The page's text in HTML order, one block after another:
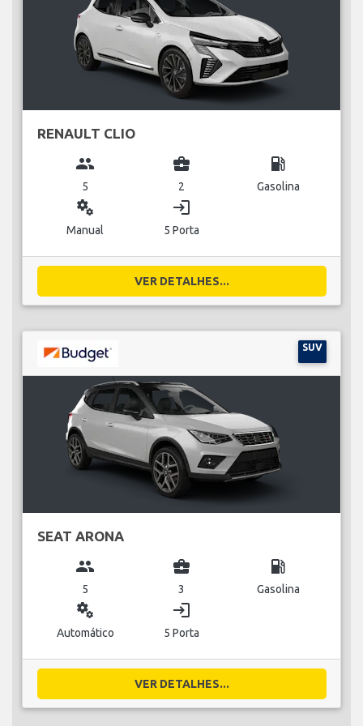
RENAULT CLIO
group
5
business_center
2
local_gas_station
Gasolina
miscellaneous_services
Manual
login
5 Porta
VER DETALHES...
SUV
SEAT ARONA
group
5
business_center
3
local_gas_station
Gasolina
miscellaneous_services
Automático
login
5 Porta
VER DETALHES...